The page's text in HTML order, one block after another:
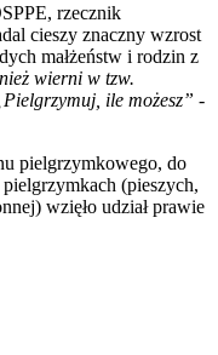
rzecznik
cieszy znaczny wzrost
małżeństw i rodzin z
wierni w tzw.
ile możesz” -
pielgrzymkowego, do
(pieszych,
wzięło udział prawie